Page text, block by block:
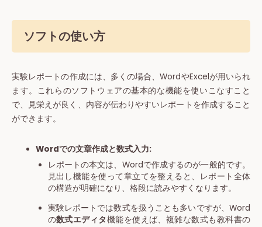
ソフトの使い方
実験レポートの作成には、多くの場合、WordやExcelが用いられ
ます。これらのソフトウェアの基本的な機能を使いこなすこと
で、見栄えが良く、内容が伝わりやすいレポートを作成すること
ができます。
Wordでの文章作成と数式入力:
レポートの本文は、Wordで作成するのが一般的です。
見出し機能を使って章立てを整えると、レポート全体
の構造が明確になり、格段に読みやすくなります。
実験レポートでは数式を扱うことも多いですが、Word
の数式エディタ機能を使えば、複雑な数式も教科書の